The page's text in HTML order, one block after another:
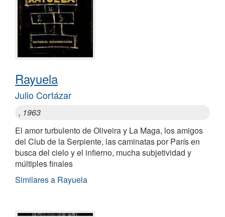
Rayuela
Julio Cortázar
, 1963
El amor turbulento de Oliveira y La Maga, los amigos
del Club de la Serpiente, las caminatas por París en
busca del cielo y el infierno, mucha subjetividad y
múltiples finales
Similares a Rayuela